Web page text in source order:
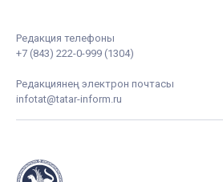
Редакция телефоны
+7 (843) 222-0-999 (1304)
Редакциянең электрон почтасы
infotat@tatar-inform.ru